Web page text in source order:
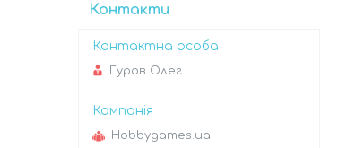
Контакти
Гуров Олег
Hobbygames.ua